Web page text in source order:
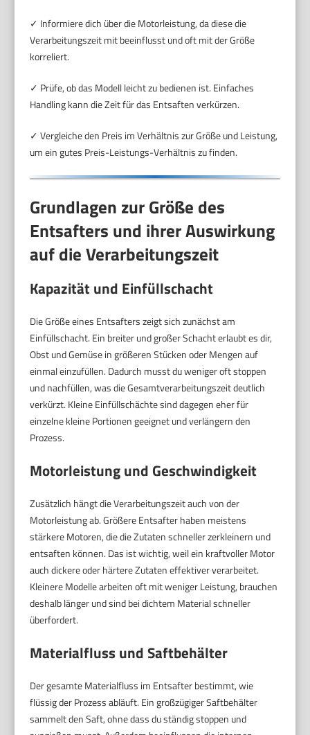
✓ Informiere dich über die Motorleistung, da diese die
Verarbeitungszeit mit beeinflusst und oft mit der Größe
korreliert.
✓ Prüfe, ob das Modell leicht zu bedienen ist. Einfaches
Handling kann die Zeit für das Entsaften verkürzen.
✓ Vergleiche den Preis im Verhältnis zur Größe und Leistung,
um ein gutes Preis-Leistungs-Verhältnis zu finden.
Grundlagen zur Größe des
Entsafters und ihrer Auswirkung
auf die Verarbeitungszeit
Kapazität und Einfüllschacht
Die Größe eines Entsafters zeigt sich zunächst am
Einfüllschacht. Ein breiter und großer Schacht erlaubt es dir,
Obst und Gemüse in größeren Stücken oder Mengen auf
einmal einzufüllen. Dadurch musst du weniger oft stoppen
und nachfüllen, was die Gesamtverarbeitungszeit deutlich
verkürzt. Kleine Einfüllschächte sind dagegen eher für
einzelne kleine Portionen geeignet und verlängern den
Prozess.
Motorleistung und Geschwindigkeit
Zusätzlich hängt die Verarbeitungszeit auch von der
Motorleistung ab. Größere Entsafter haben meistens
stärkere Motoren, die die Zutaten schneller zerkleinern und
entsaften können. Das ist wichtig, weil ein kraftvoller Motor
auch dickere oder härtere Zutaten effektiver verarbeitet.
Kleinere Modelle arbeiten oft mit weniger Leistung, brauchen
deshalb länger und sind bei dichtem Material schneller
überfordert.
Materialfluss und Saftbehälter
Der gesamte Materialfluss im Entsafter bestimmt, wie
flüssig der Prozess abläuft. Ein großzügiger Saftbehälter
sammelt den Saft, ohne dass du ständig stoppen und